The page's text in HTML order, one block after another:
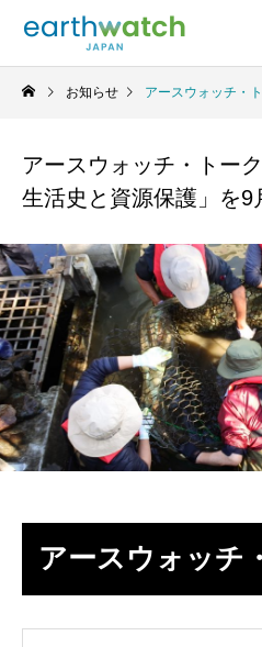
若狭小浜のシロウ
オ
果樹園の生き
お知らせ アースウォッチ・トークス「ニ
アースウォッチ・トー
生活史と資源保護」を9
アースウォッチ